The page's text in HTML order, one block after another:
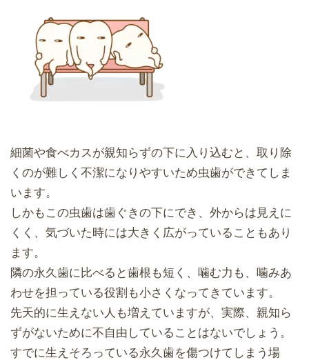
細菌や食べカスが親知らずの下に入り込むと、取り除
くのが難しく不潔になりやすいため虫歯ができてしま
います。
しかもこの虫歯は歯ぐきの下にでき、外からは見えに
くく、気づいた時には大きく広がっていることもあり
ます。
隣の永久歯に比べると歯根も短く、噛む力も、噛みあ
わせを担っている役割も小さくなってきています。
先天的に生えない人も増えていますが、実際、親知ら
ずがないために不自由していることはないでしょう。
すでに生えそろっている永久歯を傷つけてしまう場